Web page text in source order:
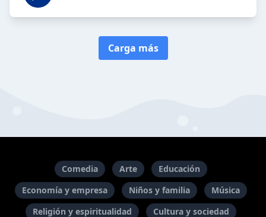
Carga más
Comedia Arte
Educación
Economía y empresa
Niños y familia
Música
Religión y espiritualidad
Cultura y sociedad